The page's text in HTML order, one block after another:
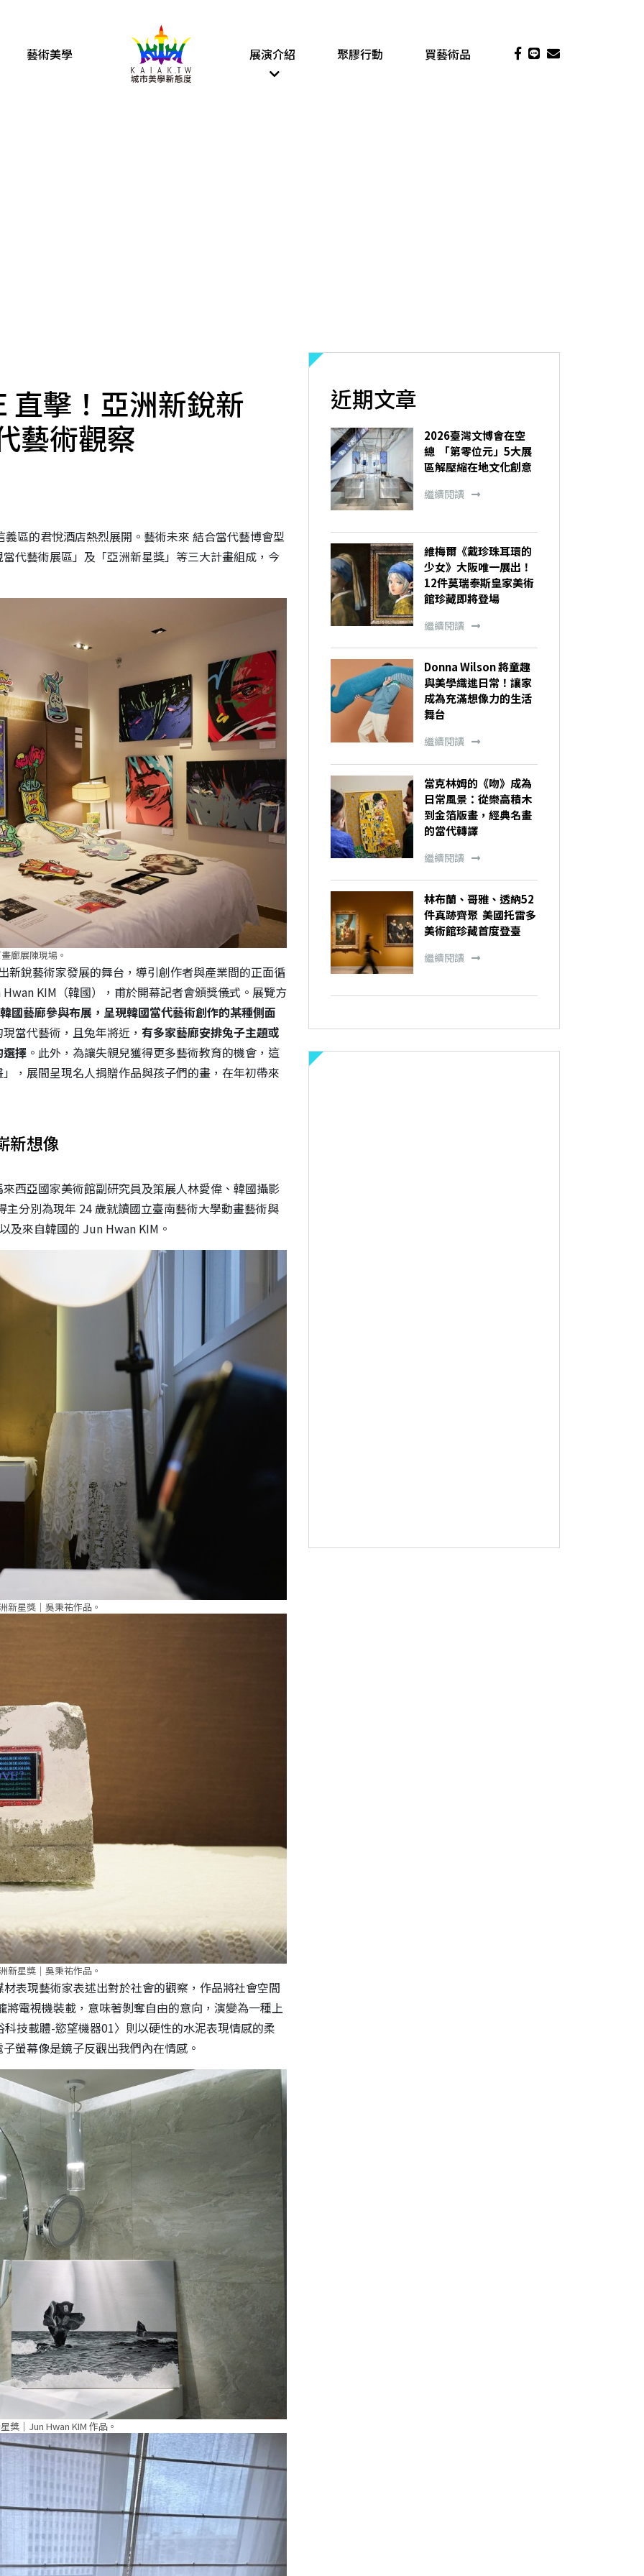
藝術美學 展演介紹 聚膠行動 買藝術品
直擊！亞洲新銳新
藝術觀察
區的君悅酒店熱烈展開。藝術未來 結合當代藝博會型
代藝術展區」及「亞洲新星獎」等三大計畫組成，今
廊展陳現場。
新銳藝術家發展的舞台，導引創作者與產業間的正面循
KIM（韓國），甫於開幕記者會頒獎儀式。展覽方
國藝廊參與布展，呈現韓國當代藝術創作的某種側面
當代藝術，且兔年將近， 有多家藝廊安排兔子主題或
選擇 。此外，為讓失親兒獲得更多藝術教育的機會，這
，展間呈現名人捐贈作品與孩子們的畫，在年初帶來
新想像
西亞國家美術館副研究員及策展人林愛偉、韓國攝影
分別為現年 24 歲就讀國立臺南藝術大學動畫藝術與
及來自韓國的 Jun Hwan KIM。
新星獎｜吳秉祐作品。
新星獎｜吳秉祐作品。
表現藝術家表述出對於社會的觀察，作品將社會空間
電視機裝載，意味著剝奪自由的意向，演變為一種上
技載體-慾望機器01〉則以硬性的水泥表現情感的柔
螢幕像是鏡子反觀出我們內在情感。
獎｜Jun Hwan KIM 作品。
近期文章
2026臺灣文博會在空
總 「第零位元」5大展
區解壓縮在地文化創意
繼續閱讀
維梅爾《戴珍珠耳環的
少女》大阪唯一展出！
12件莫瑞泰斯皇家美術
館珍藏即將登場
繼續閱讀
Donna Wilson 將童趣
與美學織進日常！讓家
成為充滿想像力的生活
舞台
繼續閱讀
當克林姆的《吻》成為
日常風景：從樂高積木
到金箔版畫，經典名畫
的當代轉譯
繼續閱讀
林布蘭、哥雅、透納52
件真跡齊聚 美國托雷多
美術館珍藏首度登臺
繼續閱讀